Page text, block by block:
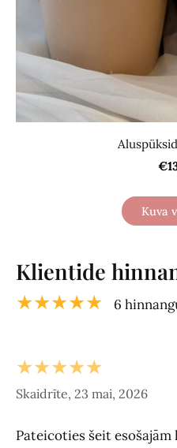
Kuva
Klientide
★★★★★ 6
★★★★★
Skaidrīte, 23 mai, 2026
Pateicoties šeit